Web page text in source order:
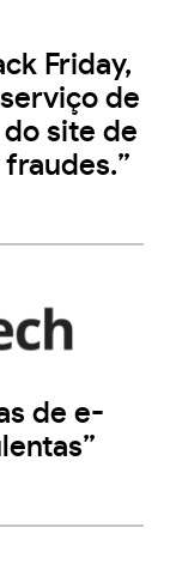
Friday,
de
site de
de e-